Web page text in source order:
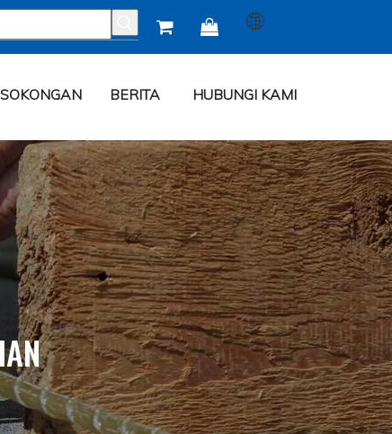
 
SOKONGAN BERITA HUBUNGI KAMI